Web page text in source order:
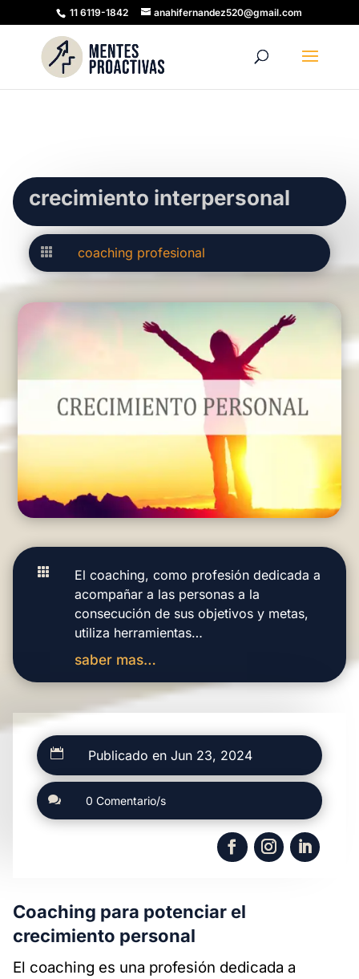
11 6119-1842 anahifernandez520@gmail.com
crecimiento interpersonal
 coaching profesional

El coaching, como profesión dedicada a
acompañar a las personas a la
consecución de sus objetivos y metas,
utiliza herramientas…
saber mas…
 Publicado en Jun 23, 2024
 0 Comentario/s
Coaching para potenciar el
crecimiento personal
El coaching es una profesión dedicada a